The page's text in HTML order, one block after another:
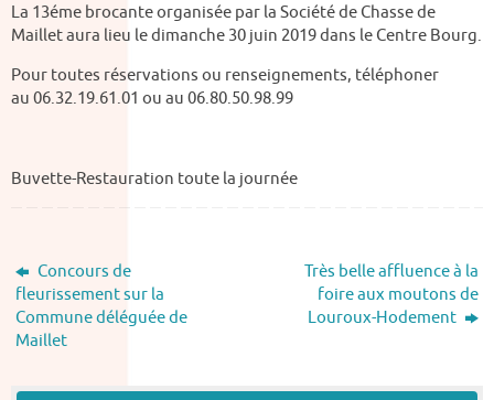
La 13éme brocante organisée par la Société de Chasse de
Maillet aura lieu le dimanche 30 juin 2019 dans le Centre Bourg.
Pour toutes réservations ou renseignements, téléphoner
au 06.32.19.61.01 ou au 06.80.50.98.99
Buvette-Restauration toute la journée
Concours de
fleurissement sur la
Commune déléguée de
Maillet
Très belle affluence à la
foire aux moutons de
Louroux-Hodement